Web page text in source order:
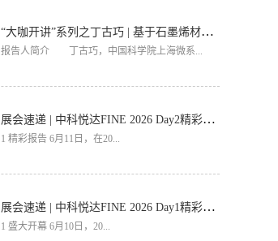
“大咖开讲”系列之丁古巧 | 基于石墨烯材料的纵向导热技术报告
报告人简介 丁古巧，中国科学院上海微系...
展会速递 | 中科悦达FINE 2026 Day2精彩继续
1 精彩报告 6月11日，在20...
展会速递 | 中科悦达FINE 2026 Day1精彩呈现
1 盛大开幕 6月10日，20...